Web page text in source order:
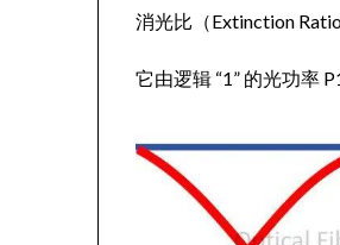
消光比（Extinction Ratio
它由逻辑 “1” 的光功率